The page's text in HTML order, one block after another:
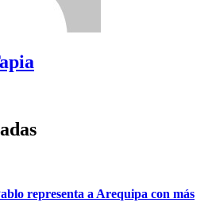
representa a Arequipa con más